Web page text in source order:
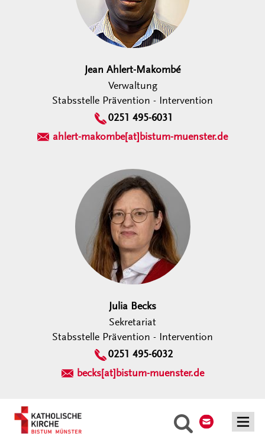
Suche
Jean Ahlert-Makombé
Verwaltung
Stabsstelle Prävention - Intervention
0251 495-6031
ahlert-makombe[at]bistum-muenster.de
Julia Becks
Sekretariat
Stabsstelle Prävention - Intervention
0251 495-6032
becks[at]bistum-muenster.de